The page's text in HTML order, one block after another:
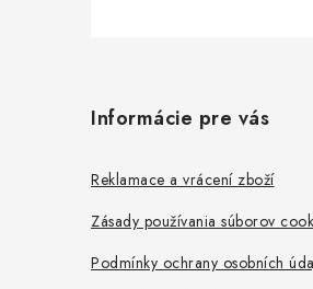
Informácie pre vás
Reklamace a vrácení zboží
Zásady používania súborov
Podmínky ochrany osobních